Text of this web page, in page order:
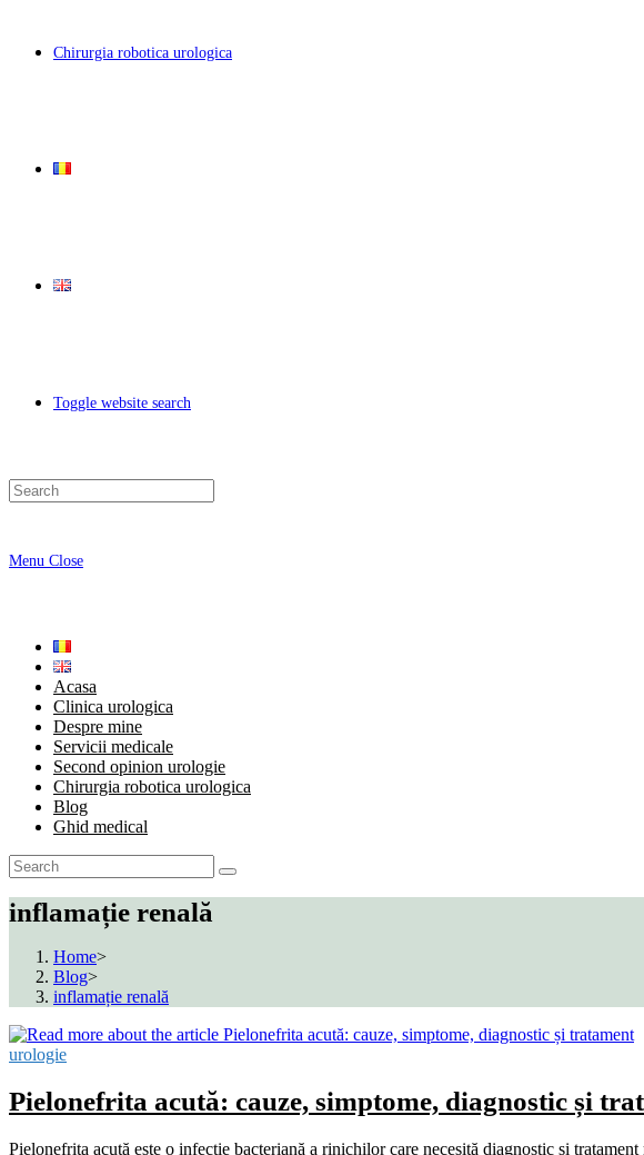
Chirurgia robotica urologica
Toggle website search
Menu Close
Acasa
Clinica urologica
Despre mine
Servicii medicale
Second opinion urologie
Chirurgia robotica urologica
Blog
Ghid medical
inflamație renală
Home>
Blog>
inflamație renală
urologie
Pielonefrita acută: cauze, simptome, diagnostic și
Pielonefrita acută este o infecție bacteriană a rinichilor care necesită diagnostic și